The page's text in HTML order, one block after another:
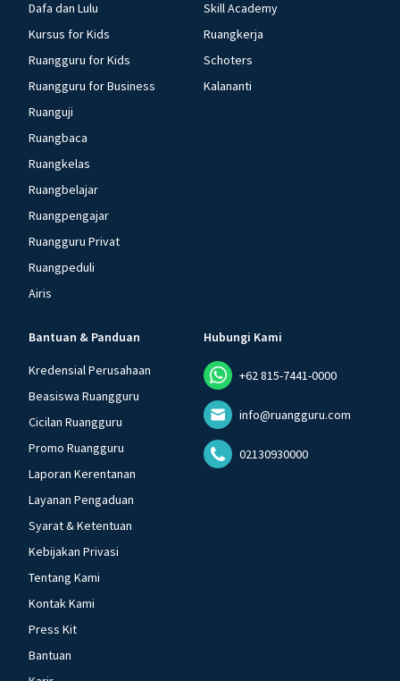
Dafa dan Lulu
Kursus for Kids
Ruangguru for Kids
Ruangguru for Business
Ruanguji
Ruangbaca
Ruangkelas
Ruangbelajar
Ruangpengajar
Ruangguru Privat
Ruangpeduli
Airis
Skill Academy
Ruangkerja
Schoters
Kalananti
Bantuan & Panduan
Kredensial Perusahaan
Beasiswa Ruangguru
Cicilan Ruangguru
Promo Ruangguru
Laporan Kerentanan
Layanan Pengaduan
Syarat & Ketentuan
Kebijakan Privasi
Tentang Kami
Kontak Kami
Press Kit
Bantuan
Hubungi Kami
+62 815-7441-0000
info@ruangguru.com
02130930000